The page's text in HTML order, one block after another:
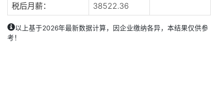
税后月薪：
38522.36
以上基于2026年最新数据计算，因企业缴纳各异，本结果仅供参
考！